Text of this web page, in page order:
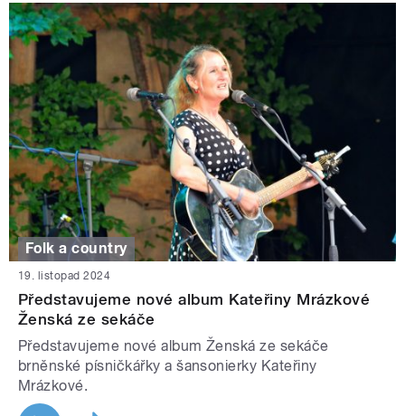
Folk a country
19. listopad 2024
Představujeme nové album Kateřiny Mrázkové
Ženská ze sekáče
Představujeme nové album Ženská ze sekáče
brněnské písničkářky a šansonierky Kateřiny
Mrázkové.